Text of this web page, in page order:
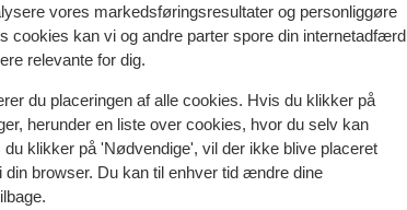
vores markedsføringsresultater og personliggøre
cookies kan vi og andre parter spore din internetadfærd
relevante for dig.
du placeringen af alle cookies. Hvis du klikker på
herunder en liste over cookies, hvor du selv kan
klikker på 'Nødvendige', vil der ikke blive placeret
browser. Du kan til enhver tid ændre dine
regioner
Val Thorens
Zell am See
Mayrhofen